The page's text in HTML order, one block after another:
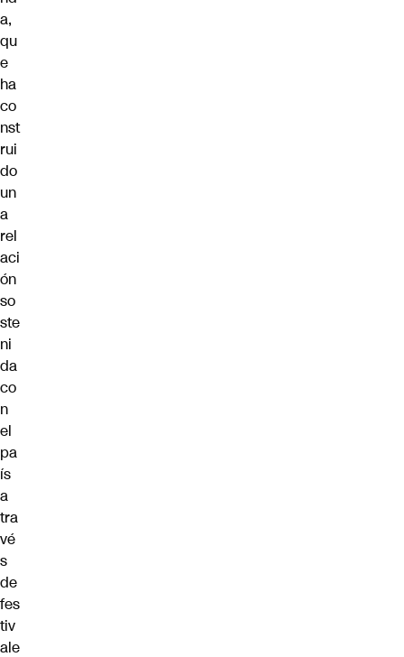
a,
qu
e
ha
co
nst
rui
do
un
a
rel
aci
ón
so
ste
ni
da
co
n
el
pa
ís
a
tra
vé
s
de
fes
tiv
ale